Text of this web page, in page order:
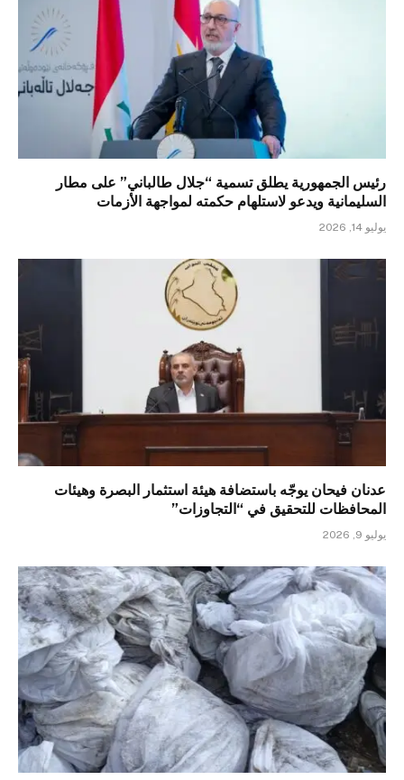
رئيس الجمهورية يطلق تسمية “جلال طالباني” على مطار
السليمانية ويدعو لاستلهام حكمته لمواجهة الأزمات
يوليو 14, 2026
عدنان فيحان يوجّه باستضافة هيئة استثمار البصرة وهيئات
المحافظات للتحقيق في “التجاوزات”
يوليو 9, 2026